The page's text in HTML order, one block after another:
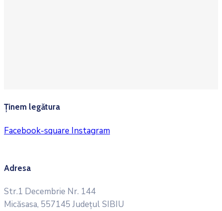
Ținem legătura
Facebook-square Instagram
Adresa
Str.1 Decembrie Nr. 144
Micăsasa, 557145 Județul SIBIU